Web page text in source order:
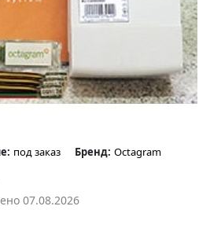
под заказ Бренд: Octagram
07.08.2026